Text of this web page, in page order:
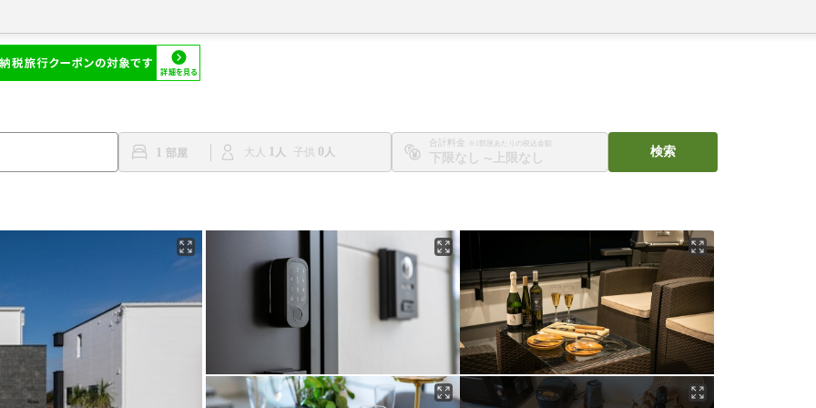
1 大人 1 子供 0
合計料金 ※1部屋あたりの税込金額
〜
検索